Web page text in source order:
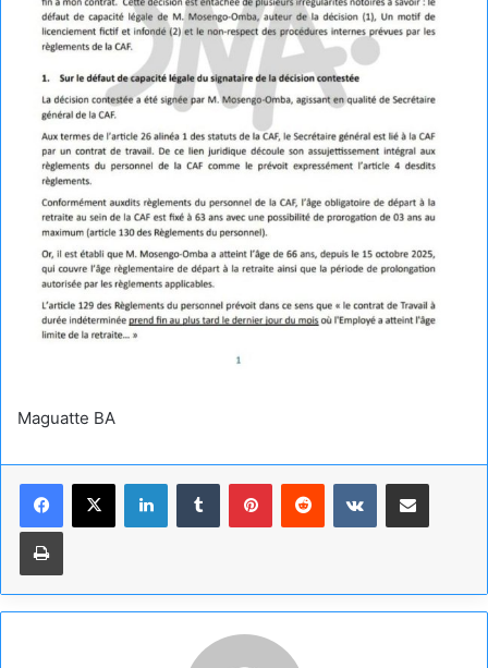
Maguatte BA
LinkedinTumblr PinterestReddit VKontaktePartager par email
Imprimer